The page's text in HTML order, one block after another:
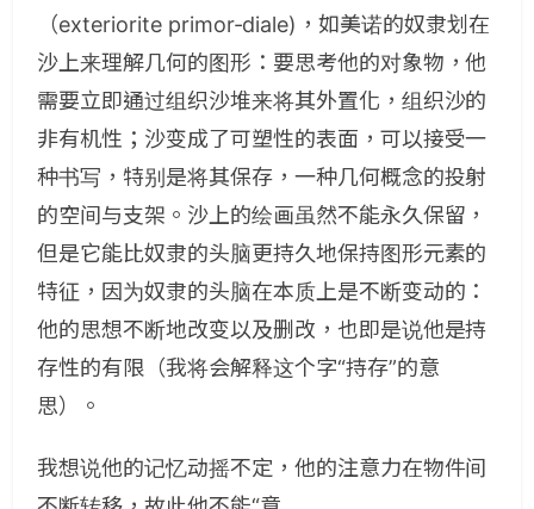
（exteriorite primor-diale)，如美诺的奴隶划在
沙上来理解几何的图形：要思考他的对象物，他
需要立即通过组织沙堆来将其外置化，组织沙的
非有机性；沙变成了可塑性的表面，可以接受一
种书写，特别是将其保存，一种几何概念的投射
的空间与支架。沙上的绘画虽然不能永久保留，
但是它能比奴隶的头脑更持久地保持图形元素的
特征，因为奴隶的头脑在本质上是不断变动的：
他的思想不断地改变以及删改，也即是说他是持
存性的有限（我将会解释这个字“持存”的意
思）。
我想说他的记忆动摇不定，他的注意力在物件间